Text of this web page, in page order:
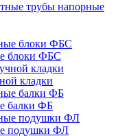
трубы напорные
блоки ФБС
кладки
балки ФБ
подушки ФЛ